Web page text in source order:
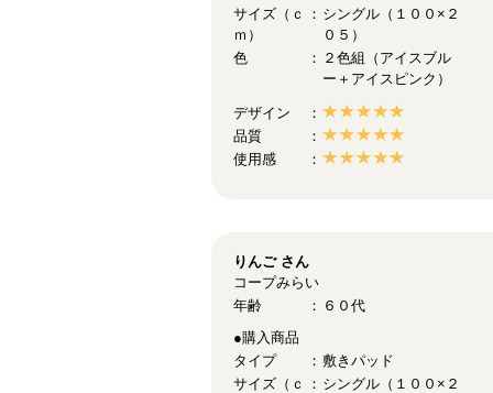
サイズ（ｃ
ｍ）
シングル（１００×２
０５）
色
２色組（アイスブル
ー＋アイスピンク）
デザイン
品質
使用感
りんごさん
コープみらい
年齢
６０代
●購入商品
タイプ
敷きパッド
サイズ（ｃ
シングル（１００×２